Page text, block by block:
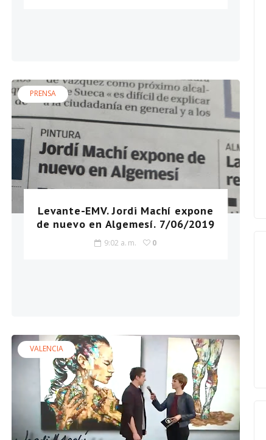
PRENSA
Levante-EMV. Jordi Machí expone
de nuevo en Algemesí. 7/06/2019
9:02 a. m. 0
VALENCIA